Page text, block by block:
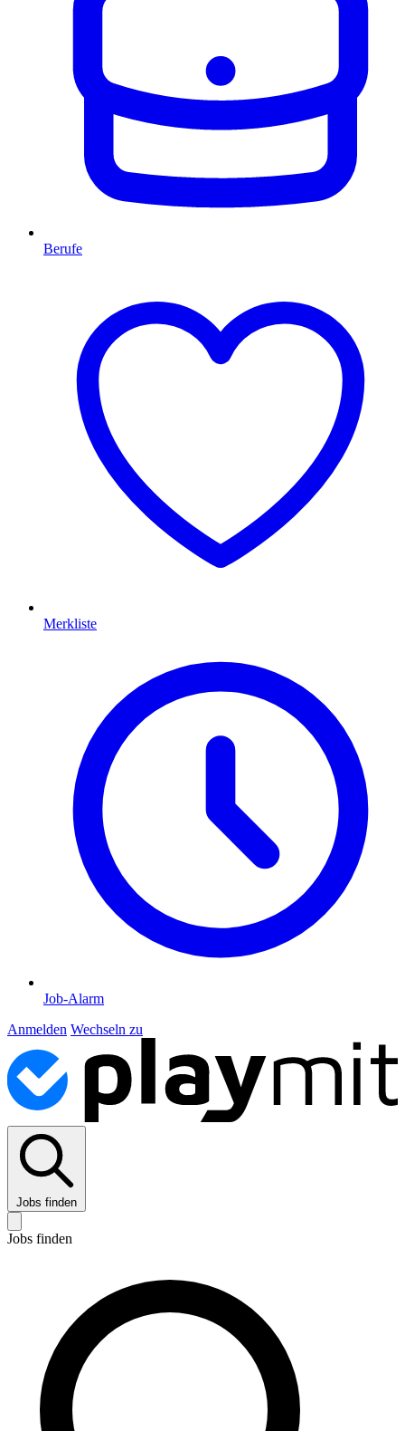
Berufe
Merkliste
Job-Alarm
Anmelden Wechseln zu
Jobs finden
Jobs finden